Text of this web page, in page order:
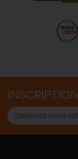
INSCRIPTION